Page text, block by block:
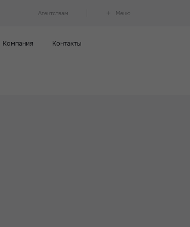
Агентствам Меню
Компания Контакты